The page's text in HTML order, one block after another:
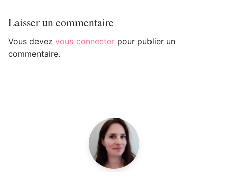
Laisser un commentaire
Vous devez vous connecter pour publier un
commentaire.